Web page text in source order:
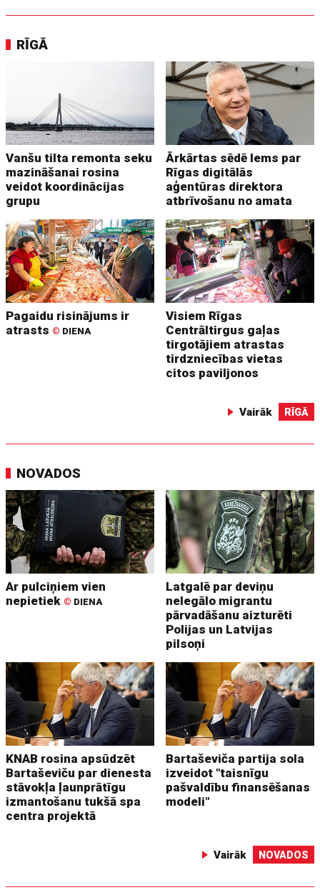
RĪGĀ
Vanšu tilta remonta seku
mazināšanai rosina
veidot koordinācijas
grupu
Ārkārtas sēdē lems par
Rīgas digitālās
aģentūras direktora
atbrīvošanu no amata
Pagaidu risinājums ir
atrasts © DIENA
Visiem Rīgas
Centrāltirgus gaļas
tirgotājiem atrastas
tirdzniecības vietas
citos paviljonos
Vairāk RĪGĀ
NOVADOS
Ar pulciņiem vien
nepietiek © DIENA
Latgalē par deviņu
nelegālo migrantu
pārvadāšanu aizturēti
Polijas un Latvijas
pilsoņi
KNAB rosina apsūdzēt
Bartaševiču par dienesta
stāvokļa ļaunprātīgu
izmantošanu tukšā spa
centra projektā
Bartaševiča partija sola
izveidot "taisnīgu
pašvaldību finansēšanas
modeli"
Vairāk NOVADOS